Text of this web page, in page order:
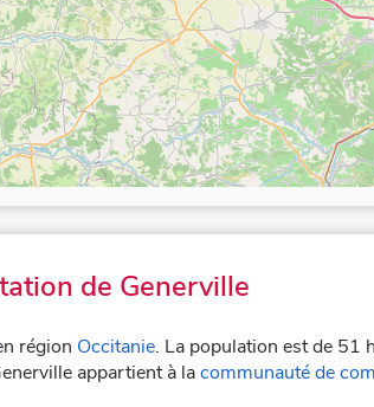
de Generville
région Occitanie. La population est de 51
appartient à lacommunauté de